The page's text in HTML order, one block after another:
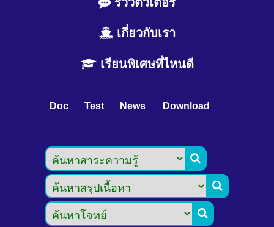
เกี่ยวกับเรา
เรียนพิเศษที่ไหนดี
Doc Test News Download


